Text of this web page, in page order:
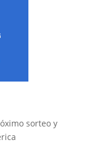
sorteo y